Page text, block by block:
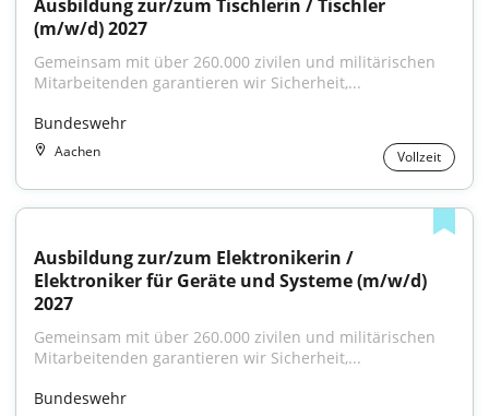
Ausbildung zur/zum Tischlerin / Tischler
(m/w/d) 2027
Gemeinsam mit über 260.000 zivilen und militärischen
Mitarbeitenden garantieren wir Sicherheit,...
Bundeswehr
Aachen Vollzeit
Ausbildung zur/zum Elektronikerin /
Elektroniker für Geräte und Systeme (m/w/d)
2027
Gemeinsam mit über 260.000 zivilen und militärischen
Mitarbeitenden garantieren wir Sicherheit,...
Bundeswehr